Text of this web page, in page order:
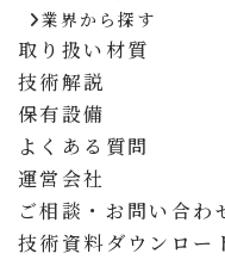
業界から探す
取り扱い材質
技術解説
保有設備
よくある質問
運営会社
ご相談・お問い合わ
技術資料ダウンロー